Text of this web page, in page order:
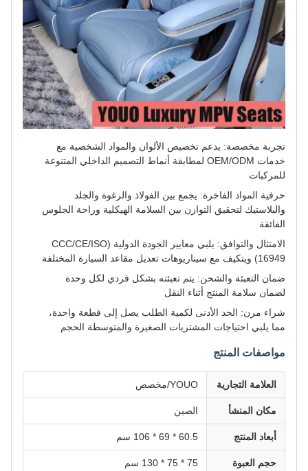
تجربة مخصصة: يدعم تخصيص الألوان والمواد الشخصية مع
خدمات OEM/ODM لمطابقة أنماط التصميم الداخلي المتنوعة
للمركبات
حرفية المواد الفاخرة: يجمع بين الفولاذ والرغوة والجلد
والبلاستيك لتحقيق التوازن بين السلامة الهيكلية وراحة الجلوس
الفائقة
الامتثال والتوافق: يلبي معايير الجودة الدولية (CCC/CE/ISO
16949) ويتكيف مع سيناريوهات تعديل مقاعد السيارة المختلفة
ضمان التعبئة والشحن: يتم تعبئته بشكل فردي لكل وحدة
لضمان سلامة المنتج أثناء النقل
شراء مرن: الحد الأدنى لكمية الطلب يصل إلى قطعة واحدة،
مما يلبي احتياجات المشتريات الصغيرة والمتوسطة الحجم
مواصفات المنتج
العلامة التجارية YOUO/مخصص
مكان المنشأ الصين
أبعاد المنتج 60.5 * 69 * 106 سم
حجم العبوة
75 * 75 * 130 سم